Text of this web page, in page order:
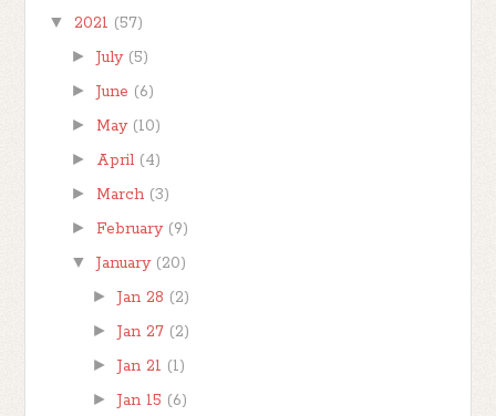
▼ 2021 (57)
► July (5)
► June (6)
► May (10)
► April (4)
► March (3)
► February (9)
▼ January (20)
► Jan 28 (2)
► Jan 27 (2)
► Jan 21 (1)
► Jan 15 (6)